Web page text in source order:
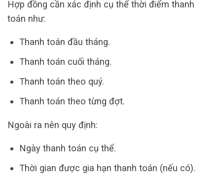
Hợp đồng cần xác định cụ thể thời điểm thanh
toán như:
Thanh toán đầu tháng.
Thanh toán cuối tháng.
Thanh toán theo quý.
Thanh toán theo từng đợt.
Ngoài ra nên quy định:
Ngày thanh toán cụ thể.
Thời gian được gia hạn thanh toán (nếu có).